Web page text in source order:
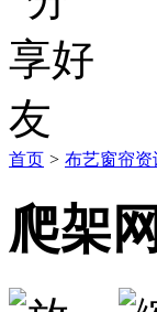
首页 > 布艺窗帘资
爬架